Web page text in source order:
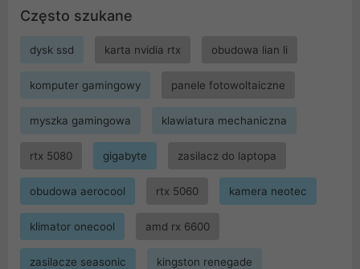
Często szukane
dysk ssd karta nvidia rtx obudowa lian li
komputer gamingowy panele fotowoltaiczne
myszka gamingowa klawiatura mechaniczna
rtx 5080 gigabyte zasilacz do laptopa
obudowa aerocool rtx 5060 kamera neotec
klimator onecool amd rx 6600
zasilacze seasonic kingston renegade